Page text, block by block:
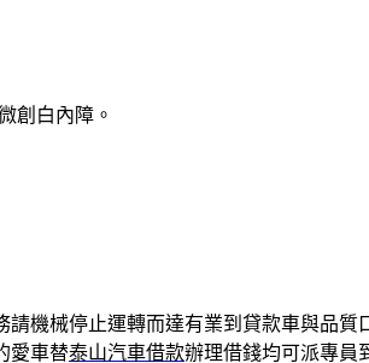
創白內障。
請機械停止運轉而達有業到貸款車與品質
愛車替泰山汽車借款辦理借錢均可派專員